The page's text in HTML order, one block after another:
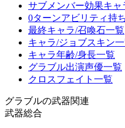
サブメンバー効果キャ
0ターンアビリティ持
最終キャラ/召喚石一覧
キャラ/ジョブスキン
キャラ年齢/身長一覧
グラブル出演声優一覧
クロスフェイト一覧
グラブルの武器関連
武器総合